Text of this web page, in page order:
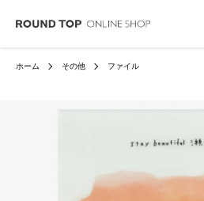
ホーム その他 ファイル